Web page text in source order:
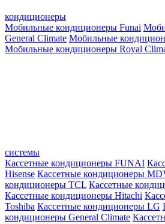
кондиционеры
Мобильные кондиционеры Funai
General Climate Мобильные
Мобильные кондиционеры Royal
системы
Кассетные кондиционеры FUNAI
Hisense Кассетные кондиционеры
кондиционеры TCL Кассетные
Кассетные кондиционеры Hitachi
Toshiba Кассетные кондиционеры LG
кондиционеры General Climate